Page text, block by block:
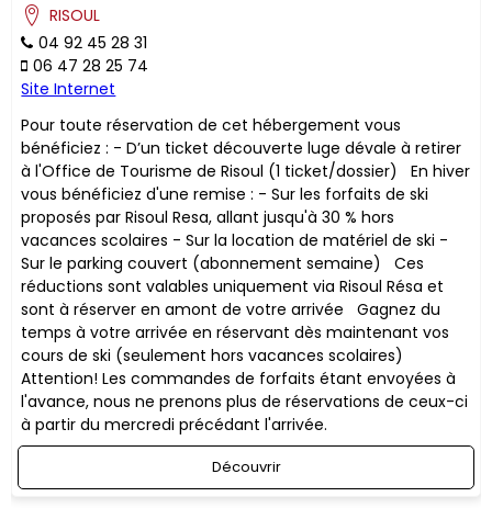
RISOUL
04 92 45 28 31
06 47 28 25 74
Site Internet
Pour toute réservation de cet hébergement vous
bénéficiez : - D’un ticket découverte luge dévale à retirer
à l'Office de Tourisme de Risoul (1 ticket/dossier) En hiver
vous bénéficiez d'une remise : - Sur les forfaits de ski
proposés par Risoul Resa, allant jusqu'à 30 % hors
vacances scolaires - Sur la location de matériel de ski -
Sur le parking couvert (abonnement semaine) ​Ces
réductions sont valables uniquement via Risoul Résa et
sont à réserver en amont de votre arrivée Gagnez du
temps à votre arrivée en réservant dès maintenant vos
cours de ski (seulement hors vacances scolaires)
Attention! Les commandes de forfaits étant envoyées à
l'avance, nous ne prenons plus de réservations de ceux-ci
à partir du mercredi précédant l'arrivée.
Découvrir